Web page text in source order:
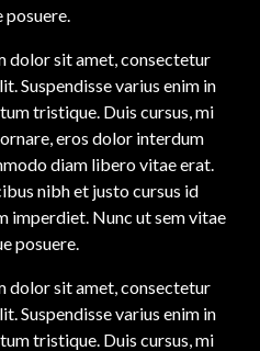
dolor sit amet, consectetur
Suspendisse varius enim in
tristique. Duis cursus, mi
eros dolor interdum
diam libero vitae erat.
nibh et justo cursus id
imperdiet. Nunc ut sem vitae
posuere.
dolor sit amet, consectetur
Suspendisse varius enim in
tristique. Duis cursus, mi